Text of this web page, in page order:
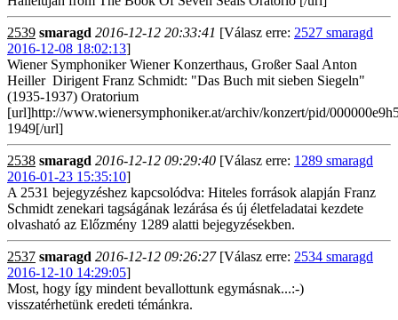
2539 smaragd 2016-12-12 20:33:41 [Válasz erre: 2527 smaragd
2016-12-08 18:02:13]
Wiener Symphoniker Wiener Konzerthaus, Großer Saal Anton
Heiller Dirigent Franz Schmidt: "Das Buch mit sieben Siegeln"
(1935-1937) Oratorium
[url]http://www.wienersymphoniker.at/archiv/konzert/pid/
1949[/url]
2538 smaragd 2016-12-12 09:29:40 [Válasz erre: 1289 smaragd
2016-01-23 15:35:10]
A 2531 bejegyzéshez kapcsolódva: Hiteles források alapján Franz
Schmidt zenekari tagságának lezárása és új életfeladatai kezdete
olvasható az Előzmény 1289 alatti bejegyzésekben.
2537 smaragd 2016-12-12 09:26:27[Válasz erre: 2534 smaragd
2016-12-10 14:29:05]
Most, hogy így mindent bevallottunk egymásnak...:-)
visszatérhetünk eredeti témánkra.